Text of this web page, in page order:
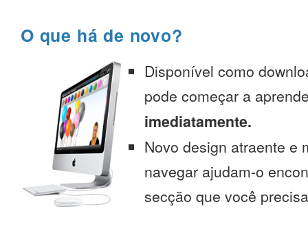
O que há de novo?
Disponível como
pode começar a
imediatamente.
Novo design atraente e
navegar ajudam-o
secção que você